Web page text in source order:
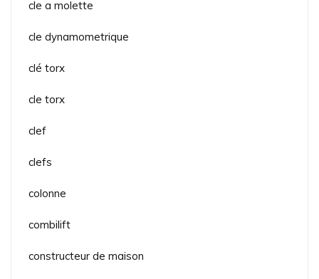
cle a molette
cle dynamometrique
clé torx
cle torx
clef
clefs
colonne
combilift
constructeur de maison